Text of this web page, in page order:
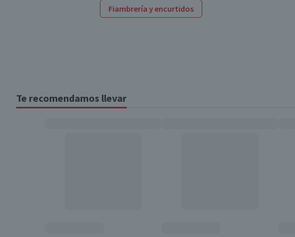
Fiambrería y encurtidos
Te recomendamos llevar